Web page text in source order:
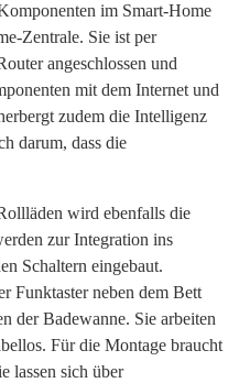
im Smart-Home
Zentrale. Sie ist per
angeschlossen und
mit dem Internet und
zudem die Intelligenz
darum, dass die
wird ebenfalls die
zur Integration ins
Schaltern eingebaut.
Funktaster neben dem Bett
der Badewanne. Sie arbeiten
Für die Montage braucht
lassen sich über